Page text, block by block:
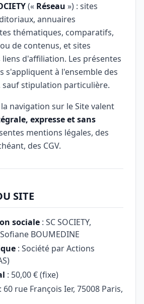
(« Réseau ») : sites
annuaires
thématiques, comparatifs,
de contenus, et sites
d'affiliation. Les présentes
s'appliquent à l'ensemble des
sauf stipulation particulière.
navigation sur le Site valent
expresse et sans
mentions légales, des
des CGV.
SITE
sociale : SC SOCIETY,
BOUMEDINE
: Société par Actions
: 50,00 € (fixe)
: 60 rue François Ier, 75008 Paris,